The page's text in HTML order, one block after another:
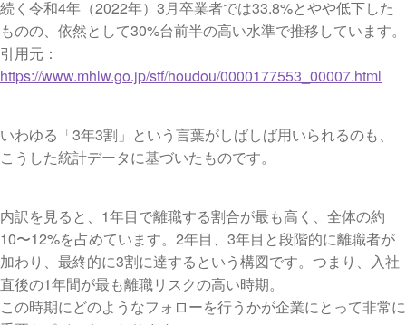
続く令和4年（2022年）3月卒業者では33.8%とやや低下した
ものの、依然として30%台前半の高い水準で推移しています。
引用元：
https://www.mhlw.go.jp/stf/houdou/0000177553_00007.html
いわゆる「3年3割」という言葉がしばしば用いられるのも、
こうした統計データに基づいたものです。
内訳を見ると、1年目で離職する割合が最も高く、全体の約
10〜12%を占めています。2年目、3年目と段階的に離職者が
加わり、最終的に3割に達するという構図です。つまり、入社
直後の1年間が最も離職リスクの高い時期。
この時期にどのようなフォローを行うかが企業にとって非常に